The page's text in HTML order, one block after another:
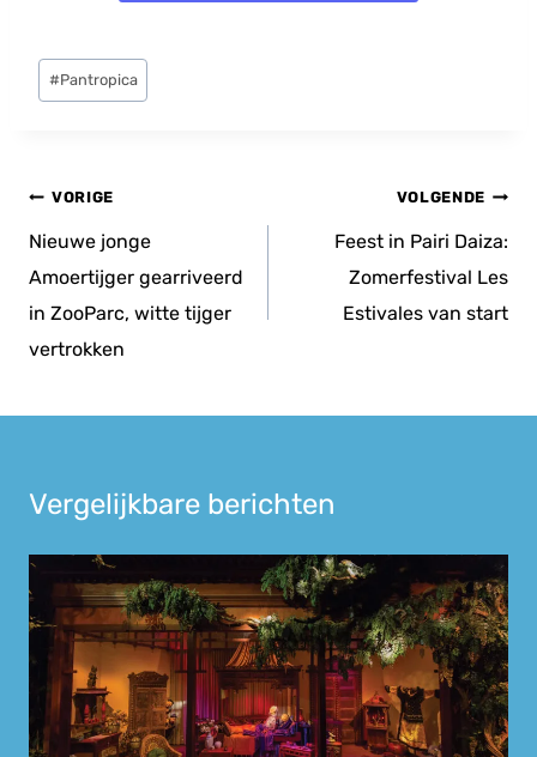
Bericht
tags:
#Pantropica
Bericht
navigatie
VORIGE
Nieuwe jonge
Amoertijger gearriveerd
in ZooParc, witte tijger
vertrokken
VOLGENDE
Feest in Pairi Daiza:
Zomerfestival Les
Estivales van start
Vergelijkbare berichten